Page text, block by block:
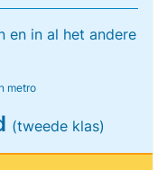
en in al het andere
metro
(tweede klas)